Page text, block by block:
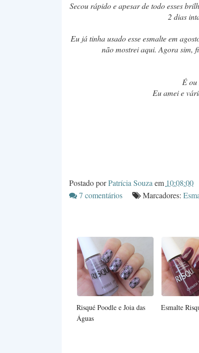
Secou rápido e apesar de todo esses
2 dias
Eu já tinha usado esse esmalte em
não mostrei aqui. Agora sim,
É
Eu amei e
Postado porPatrícia Souza em 10:08:00
7 comentários
Marcadores:
Risqué Poodle e Joia das
Águas
Esmalte